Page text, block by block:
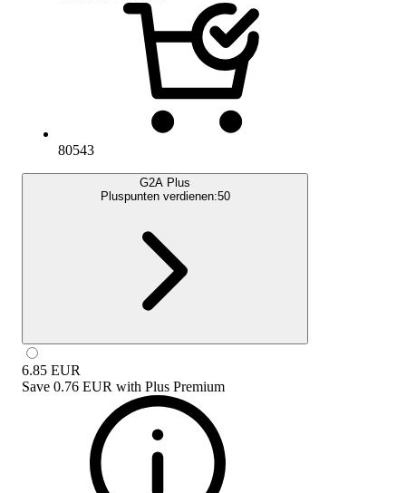
80543
G2A Plus
Pluspunten verdienen:50
6.85 EUR
Save 0.76 EUR with Plus Premium